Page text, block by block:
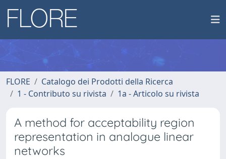
FLORE
Catalogo dei Prodotti della Ricerca
1 - Contributo su rivista
1a - Articolo su rivista
A method for acceptability region
representation in analogue linear
networks